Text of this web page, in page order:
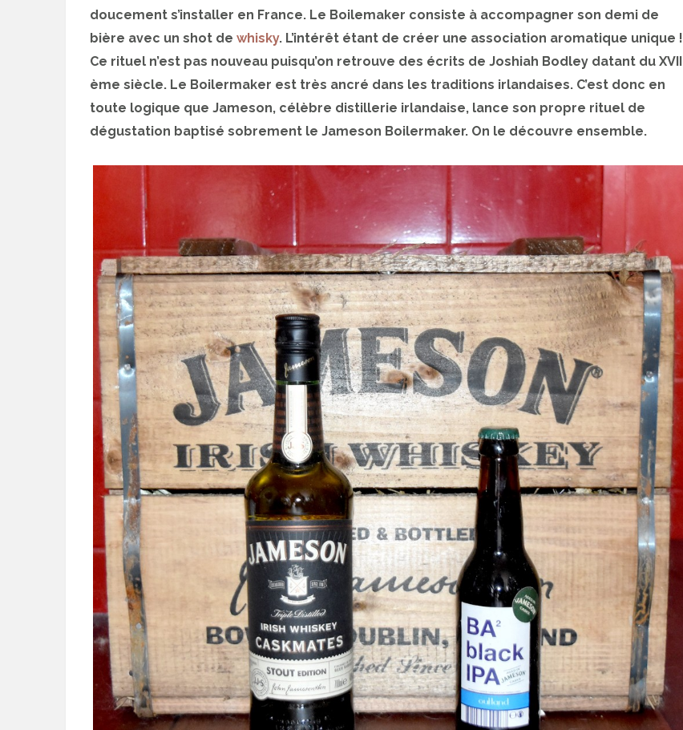
doucement s’installer en France. Le Boilemaker consiste à accompagner son demi de
bière avec un shot de whisky. L’intérêt étant de créer une association aromatique unique !
Ce rituel n’est pas nouveau puisqu’on retrouve des écrits de Joshiah Bodley datant du XVII
ème siècle. Le Boilermaker est très ancré dans les traditions irlandaises. C’est donc en
toute logique que Jameson, célèbre distillerie irlandaise, lance son propre rituel de
dégustation baptisé sobrement le Jameson Boilermaker. On le découvre ensemble.